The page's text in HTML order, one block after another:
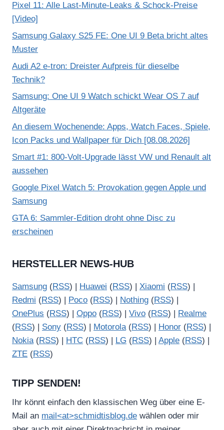
Pixel 11: Alle Last-Minute-Leaks & Schock-Preise
[Video]
Samsung Galaxy S25 FE: One UI 9 Beta bricht altes
Muster
Audi A2 e-tron: Dreister Aufpreis für dieselbe
Technik?
Samsung: One UI 9 Watch schickt Wear OS 7 auf
Altgeräte
An diesem Wochenende: Apps, Watch Faces, Spiele,
Icon Packs und Wallpaper für Dich [08.08.2026]
Smart #1: 800-Volt-Upgrade lässt VW und Renault alt
aussehen
Google Pixel Watch 5: Provokation gegen Apple und
Samsung
GTA 6: Sammler-Edition droht ohne Disc zu
erscheinen
HERSTELLER NEWS-HUB
Samsung (RSS) | Huawei (RSS) | Xiaomi (RSS) |
Redmi (RSS) | Poco (RSS) | Nothing (RSS) |
OnePlus (RSS) | Oppo (RSS) | Vivo (RSS) |
Realme
(RSS) | Sony (RSS) | Motorola(RSS) | Honor (RSS) |
Nokia(RSS) | HTC (RSS) | LG (RSS) | Apple (RSS) |
ZTE (RSS)
TIPP SENDEN!
Ihr könnt einfach den klassischen Weg über eine E-
Mail an mail<at>schmidtisblog.de wählen oder mir